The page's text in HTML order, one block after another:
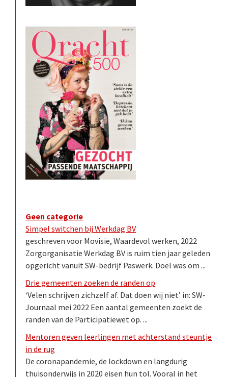
Geen categorie
Simpel switchen bij Werkdag BV
geschreven voor Movisie, Waardevol werken, 2022
Zorgorganisatie Werkdag BV is ruim tien jaar geleden
opgericht vanuit SW-bedrijf Paswerk. Doel was om ...
Drie gemeenten zoeken de randen op
‘Velen schrijven zichzelf af. Dat doen wij niet’ in: SW-
Journaal mei 2022 Een aantal gemeenten zoekt de
randen van de Participatiewet op. ...
Mentoren geven leerlingen met achterstand steuntje
in de rug
De coronapandemie, de lockdown en langdurig
thuisonderwijs in 2020 eisen hun tol. Vooral in het